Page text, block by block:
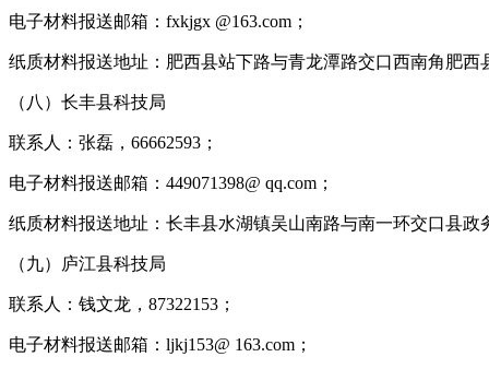
电子材料报送邮箱：fxkjgx @163.com；
纸质材料报送地址：肥西县站下路与青龙潭路交口西南角肥西
（八）长丰县科技局
联系人：张磊，66662593；
电子材料报送邮箱：449071398@ qq.com；
纸质材料报送地址：长丰县水湖镇吴山南路与南一环交口县政
（九）庐江县科技局
联系人：钱文龙，87322153；
电子材料报送邮箱：ljkj153@ 163.com；